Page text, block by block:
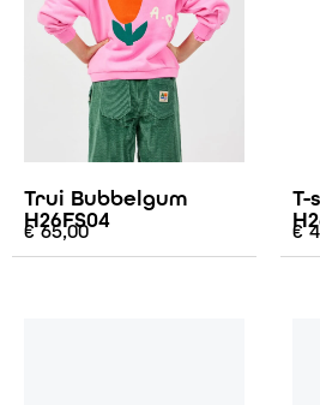
Trui Bubbelgum
H26FS04
€65,00
T-
€